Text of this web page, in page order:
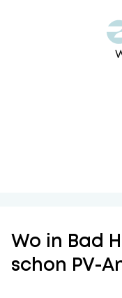
Wo in Bad
schon PV-